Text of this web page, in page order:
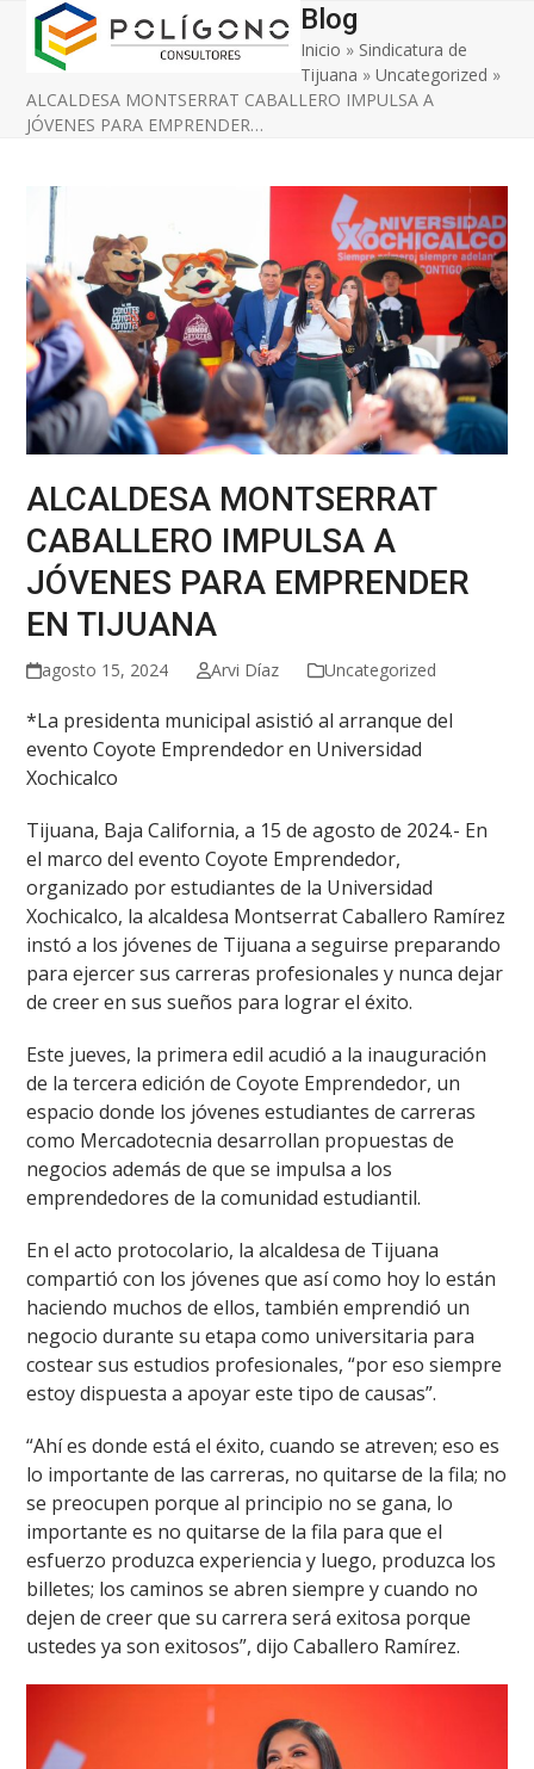
Skip
content
Open
mobile
menu
Close
mobile
menu
Blog
Inicio » Sindicatura de
Tijuana »Uncategorized »
ALCALDESA MONTSERRAT CABALLERO IMPULSA A
JÓVENES PARA EMPRENDER…
ALCALDESA MONTSERRAT
CABALLERO IMPULSA A
JÓVENES PARA EMPRENDER
EN TIJUANA
agosto 15, 2024 Arvi Díaz Uncategorized
*La presidenta municipal asistió al arranque del
evento Coyote Emprendedor en Universidad
Xochicalco
Tijuana, Baja California, a 15 de agosto de 2024.- En
el marco del evento Coyote Emprendedor,
organizado por estudiantes de la Universidad
Xochicalco, la alcaldesa Montserrat Caballero Ramírez
instó a los jóvenes de Tijuana a seguirse preparando
para ejercer sus carreras profesionales y nunca dejar
de creer en sus sueños para lograr el éxito.
Este jueves, la primera edil acudió a la inauguración
de la tercera edición de Coyote Emprendedor, un
espacio donde los jóvenes estudiantes de carreras
como Mercadotecnia desarrollan propuestas de
negocios además de que se impulsa a los
emprendedores de la comunidad estudiantil.
En el acto protocolario, la alcaldesa de Tijuana
compartió con los jóvenes que así como hoy lo están
haciendo muchos de ellos, también emprendió un
negocio durante su etapa como universitaria para
costear sus estudios profesionales, “por eso siempre
estoy dispuesta a apoyar este tipo de causas”.
“Ahí es donde está el éxito, cuando se atreven; eso es
lo importante de las carreras, no quitarse de la fila; no
se preocupen porque al principio no se gana, lo
importante es no quitarse de la fila para que el
esfuerzo produzca experiencia y luego, produzca los
billetes; los caminos se abren siempre y cuando no
dejen de creer que su carrera será exitosa porque
ustedes ya son exitosos”, dijo Caballero Ramírez.